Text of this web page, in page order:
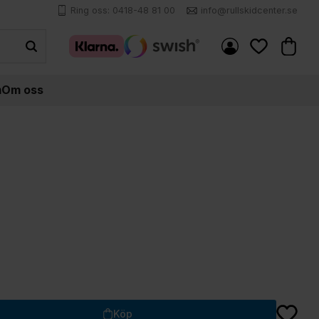
Ring oss: 0418-48 81 00 info@rullskidcenter.se
Om oss
Köp Lägg